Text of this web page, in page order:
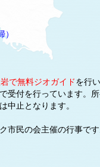
で無料ジオガイドを行
受付を行っています。
中止となります。
市民の会主催の行事で